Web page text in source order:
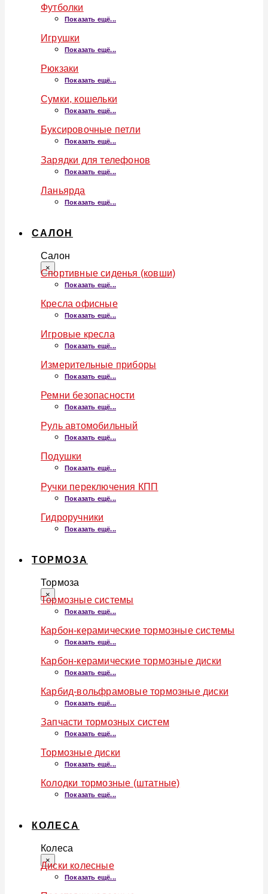
Футболки
Показать ещё...
Игрушки
Показать ещё...
Рюкзаки
Показать ещё...
Сумки, кошельки
Показать ещё...
Буксировочные петли
Показать ещё...
Зарядки для телефонов
Показать ещё...
Ланьярда
Показать ещё...
САЛОН
Салон
×
Спортивные сиденья (ковши)
Показать ещё...
Кресла офисные
Показать ещё...
Игровые кресла
Показать ещё...
Измерительные приборы
Показать ещё...
Ремни безопасности
Показать ещё...
Руль автомобильный
Показать ещё...
Подушки
Показать ещё...
Ручки переключения КПП
Показать ещё...
Гидроручники
Показать ещё...
ТОРМОЗА
Тормоза
×
Тормозные системы
Показать ещё...
Карбон-керамические тормозные системы
Показать ещё...
Карбон-керамические тормозные диски
Показать ещё...
Карбид-вольфрамовые тормозные диски
Показать ещё...
Запчасти тормозных систем
Показать ещё...
Тормозные диски
Показать ещё...
Колодки тормозные (штатные)
Показать ещё...
КОЛЕСА
Колеса
×
Диски колесные
Показать ещё...